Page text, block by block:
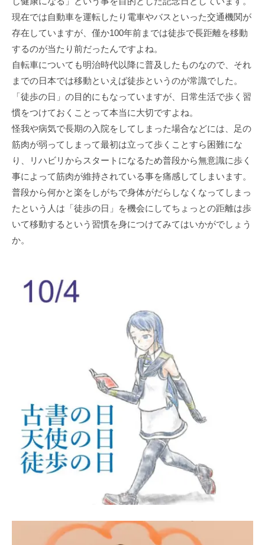
現在では自動車を運転したり電車やバスといった交通機関が
存在していますが、僅か100年前までは徒歩で長距離を移動
するのが当たり前だったんですよね。
自転車についても明治時代以降に普及したものなので、それ
までの日本では移動といえば徒歩というのが常識でした。
「徒歩の日」の目的にもなっていますが、日常生活で歩く習
慣をつけておくことって本当に大切ですよね。
怪我や病気で長期の入院をしてしまった場合などには、足の
筋肉が弱ってしまって最初は立って歩くことすら困難にな
り、リハビリからスタートになるため普段から無意識に歩く
事によって筋肉が維持されている事を痛感してしまいます。
普段から何かと楽をしがちで身体がだらしなくなってしまっ
たという人は「徒歩の日」を機会にしてちょっとの距離は歩
いて移動するという習慣を身につけてみてはいかがでしょう
か。